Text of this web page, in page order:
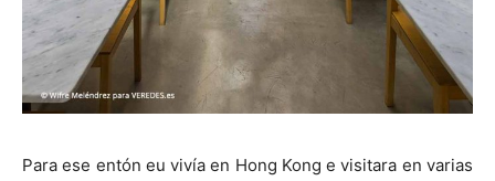
Para ese entón eu vivía en Hong Kong e visitara en varias